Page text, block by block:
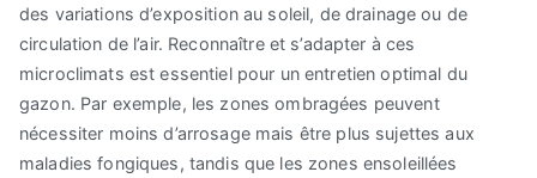
des variations d’exposition au soleil, de drainage ou de
circulation de l’air. Reconnaître et s’adapter à ces
microclimats est essentiel pour un entretien optimal du
gazon. Par exemple, les zones ombragées peuvent
nécessiter moins d’arrosage mais être plus sujettes aux
maladies fongiques, tandis que les zones ensoleillées